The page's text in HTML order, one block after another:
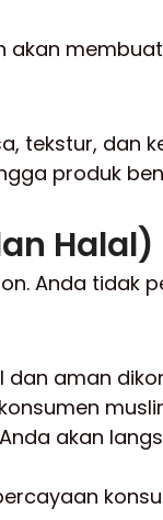
akan
tekstur, dan
produk
Halal)
Anda tidak
dan aman
akan